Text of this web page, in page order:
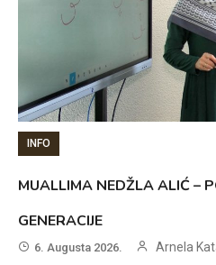
INFO
MUALLIMA NEDŽLA ALIĆ –
GENERACIJE
6. Augusta 2026. Arnela